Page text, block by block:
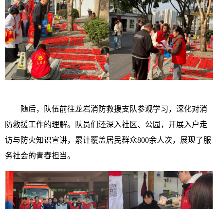
随后，队伍前往龙岩消防救援支队参观学习，深化对消
防救援工作的理解。队员们还深入社区、公园，开展入户走
访与防火知识宣讲， 累计覆盖居民群众800余人次， 展现了服
务社会的青春担当。